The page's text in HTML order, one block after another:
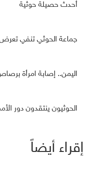
أحدث حصيلة حوثية
جماعة الحوثي تنفي
اليمن.. إصابة امرأة
الحوثيون ينتقدون دور
إقراء أيضاً